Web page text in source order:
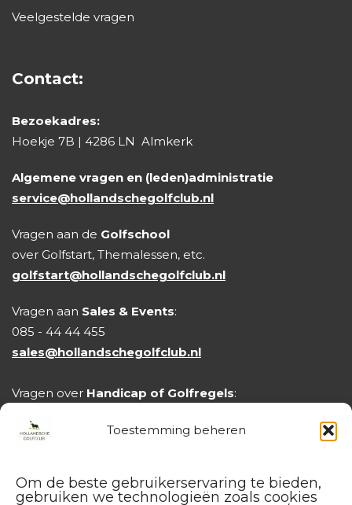
Toestemming beheren
Om de beste gebruikerservaring te bieden,
gebruiken we technologieën zoals cookies
Veelgestelde vragen
Contact:
Bezoekadres:
Hoekje 7B | 4286 LN Almkerk
Algemene vragen en (leden)administratie
service@hollandschegolfclub.nl
Vragen aan de Golfschool
over Golfstart, Themalessen, etc.
golfstart@hollandschegolfclub.nl
Vragen aan Sales & Events:
085 - 44 44 455
sales@hollandschegolfclub.nl
Vragen over Handicap of Golfregels: